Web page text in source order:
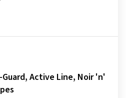
Guard, Active Line, Noir 'n'